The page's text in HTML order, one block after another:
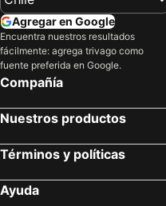
Hoteles en Prefectura Tokio
Agregar en Google
Encuentra nuestros resultados
fácilmente: agrega trivago como
fuente preferida en Google.
Compañía
Nuestros productos
Términos y políticas
Ayuda